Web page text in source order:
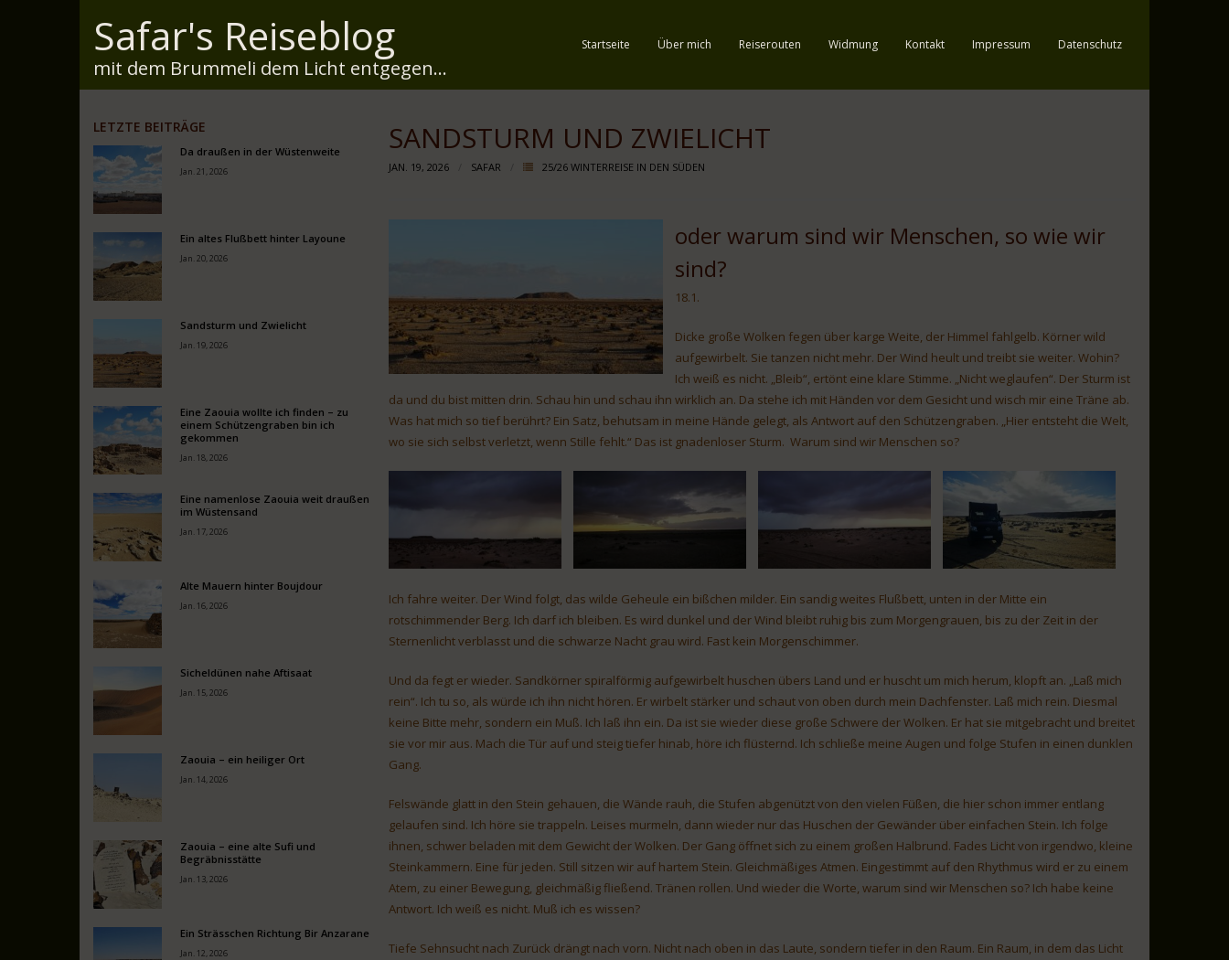
Safar's Reiseblog
mit dem Brummeli dem Licht entgegen...
Startseite Über mich Reiserouten Widmung Kontakt Impressum Datenschutz
SANDSTURM UND ZWIELICHT
JAN. 19, 2026 SAFAR 25/26 WINTERREISE IN DEN SÜDEN
oder warum sind wir Menschen, so wie wir
sind?
18.1.
Dicke große Wolken fegen über karge Weite, der Himmel fahlgelb. Körner wild
aufgewirbelt. Sie tanzen nicht mehr. Der Wind heult und treibt sie weiter. Wohin?
Ich weiß es nicht. „Bleib“, ertönt eine klare Stimme. „Nicht weglaufen“. Der Sturm ist
da und du bist mitten drin. Schau hin und schau ihn wirklich an. Da stehe ich mit Händen vor dem Gesicht und wisch mir eine Träne ab.
Was hat mich so tief berührt? Ein Satz, behutsam in meine Hände gelegt, als Antwort auf den Schützengraben. „Hier entsteht die Welt,
wo sie sich selbst verletzt, wenn Stille fehlt.“ Das ist gnadenloser Sturm. Warum sind wir Menschen so?
Ich fahre weiter. Der Wind folgt, das wilde Geheule ein bißchen milder. Ein sandig weites Flußbett, unten in der Mitte ein
rotschimmender Berg. Ich darf ich bleiben. Es wird dunkel und der Wind bleibt ruhig bis zum Morgengrauen, bis zu der Zeit in der
Sternenlicht verblasst und die schwarze Nacht grau wird. Fast kein Morgenschimmer.
Und da fegt er wieder. Sandkörner spiralförmig aufgewirbelt huschen übers Land und er huscht um mich herum, klopft an. „Laß mich
rein“. Ich tu so, als würde ich ihn nicht hören. Er wirbelt stärker und schaut von oben durch mein Dachfenster. Laß mich rein. Diesmal
keine Bitte mehr, sondern ein Muß. Ich laß ihn ein. Da ist sie wieder diese große Schwere der Wolken. Er hat sie mitgebracht und breitet
sie vor mir aus. Mach die Tür auf und steig tiefer hinab, höre ich flüsternd. Ich schließe meine Augen und folge Stufen in einen dunklen
Gang.
Felswände glatt in den Stein gehauen, die Wände rauh, die Stufen abgenützt von den vielen Füßen, die hier schon immer entlang
gelaufen sind. Ich höre sie trappeln. Leises murmeln, dann wieder nur das Huschen der Gewänder über einfachen Stein. Ich folge
ihnen, schwer beladen mit dem Gewicht der Wolken. Der Gang öffnet sich zu einem großen Halbrund. Fades Licht von irgendwo, kleine
Steinkammern. Eine für jeden. Still sitzen wir auf hartem Stein. Gleichmäßiges Atmen. Eingestimmt auf den Rhythmus wird er zu einem
Atem, zu einer Bewegung, gleichmäßig fließend. Tränen rollen. Und wieder die Worte, warum sind wir Menschen so? Ich habe keine
Antwort. Ich weiß es nicht. Muß ich es wissen?
Tiefe Sehnsucht nach Zurück drängt nach vorn. Nicht nach oben in das Laute, sondern tiefer in den Raum. Ein Raum, in dem das Licht
LETZTE BEITRÄGE
Da draußen in der Wüstenweite
Jan. 21, 2026
Ein altes Flußbett hinter Layoune
Jan. 20, 2026
Sandsturm und Zwielicht
Jan. 19, 2026
Eine Zaouia wollte ich finden – zu
einem Schützengraben bin ich
gekommen
Jan. 18, 2026
Eine namenlose Zaouia weit draußen
im Wüstensand
Jan. 17, 2026
Alte Mauern hinter Boujdour
Jan. 16, 2026
Sicheldünen nahe Aftisaat
Jan. 15, 2026
Zaouia – ein heiliger Ort
Jan. 14, 2026
Zaouia – eine alte Sufi und
Begräbnisstätte
Jan. 13, 2026
Ein Strässchen Richtung Bir Anzarane
Jan. 12, 2026